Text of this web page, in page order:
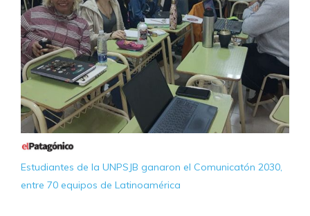
Estudiantes de la UNPSJB ganaron el Comunicatón 2030,
entre 70 equipos de Latinoamérica